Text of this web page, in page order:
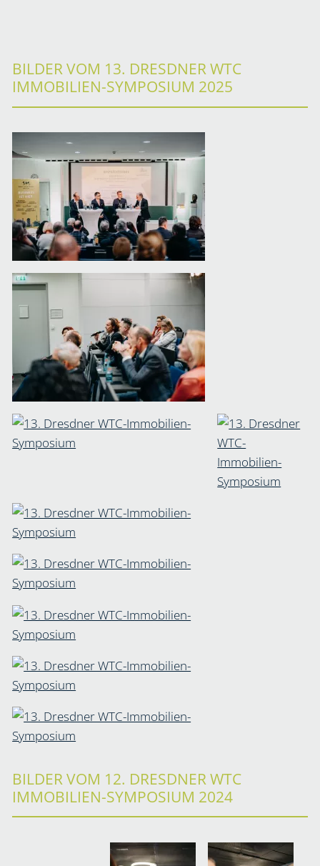
BILDER VOM 13. DRESDNER WTC
IMMOBILIEN-SYMPOSIUM 2025
BILDER VOM 12. DRESDNER WTC
IMMOBILIEN-SYMPOSIUM 2024